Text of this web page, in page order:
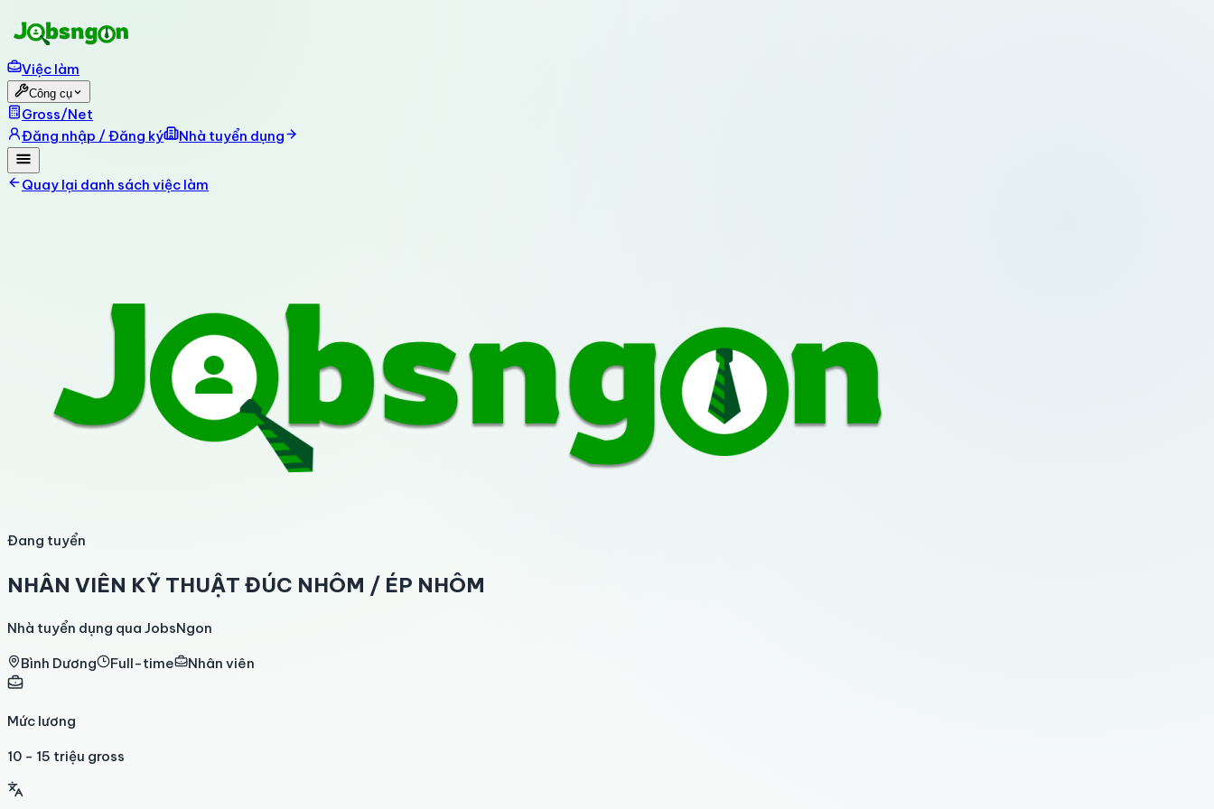
Việc làm
Công cụ
Gross/Net
Đăng nhập / Đăng ký
Nhà tuyển dụng
Quay lại danh sách việc làm
Đang tuyển
NHÂN VIÊN KỸ THUẬT ĐÚC NHÔM / ÉP NHÔM
Nhà tuyển dụng qua JobsNgon
Bình Dương Full-time Nhân viên
Mức lương
10 - 15 triệu gross